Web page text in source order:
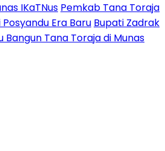
IKaTNus Pemkab Tana Toraja
Era Baru Bupati Zadrak
Bangun Tana Toraja di Munas